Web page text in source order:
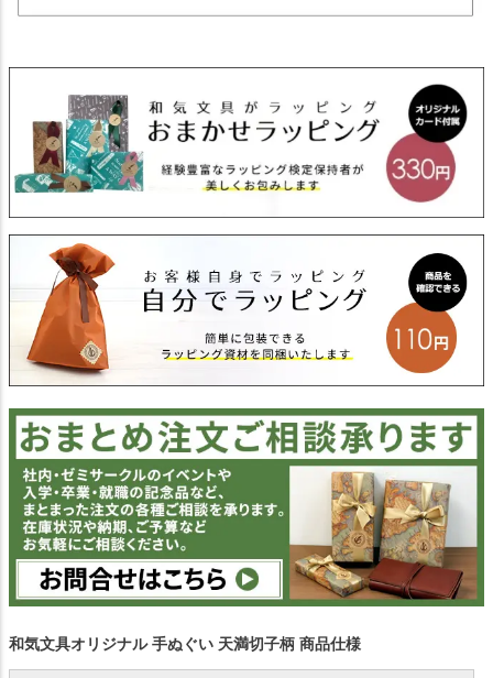
和気文具オリジナル 手ぬぐい 天満切子柄 商品仕様